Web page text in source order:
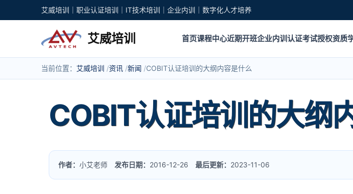
艾威培训｜职业认证培训｜IT技术培训｜企业内训｜数字化人才培养
艾威培训 首页课程中心近期开班企业内训认证考试授权资质
当前位置： 艾威培训 资讯 新闻 COBIT认证培训的大纲内容是什么
COBIT认证培训的大纲
作者：小艾老师 发布日期： 2016-12-26最后更新： 2023-11-06